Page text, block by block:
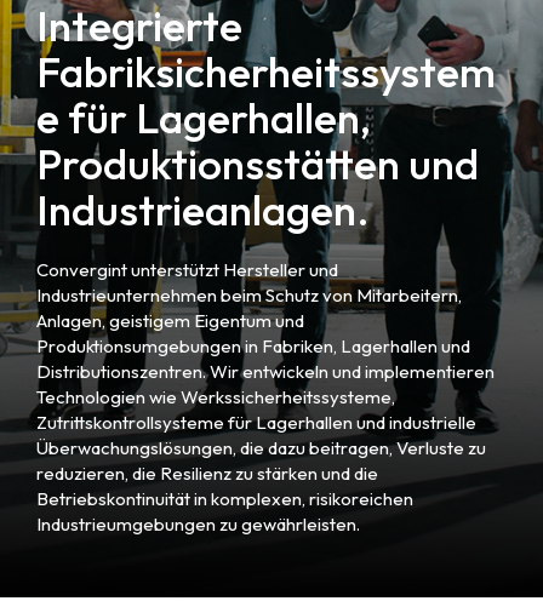
Integrierte
Fabriksicherheitssystem
e für Lagerhallen,
Produktionsstätten und
Industrieanlagen.
Convergint unterstützt Hersteller und
Industrieunternehmen beim Schutz von Mitarbeitern,
Anlagen, geistigem Eigentum und
Produktionsumgebungen in Fabriken, Lagerhallen und
Distributionszentren. Wir entwickeln und implementieren
Technologien wie Werkssicherheitssysteme,
Zutrittskontrollsysteme für Lagerhallen und industrielle
Überwachungslösungen, die dazu beitragen, Verluste zu
reduzieren, die Resilienz zu stärken und die
Betriebskontinuität in komplexen, risikoreichen
Industrieumgebungen zu gewährleisten.